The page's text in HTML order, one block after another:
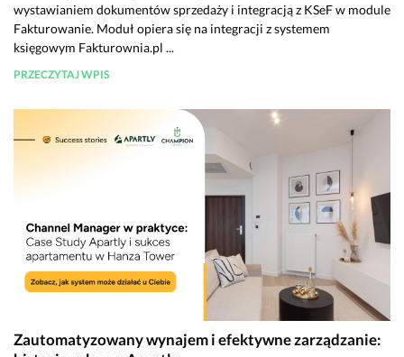
wystawianiem dokumentów sprzedaży i integracją z KSeF w module
Fakturowanie. Moduł opiera się na integracji z systemem
księgowym Fakturownia.pl ...
PRZECZYTAJ WPIS
Zautomatyzowany wynajem i efektywne zarządzanie: